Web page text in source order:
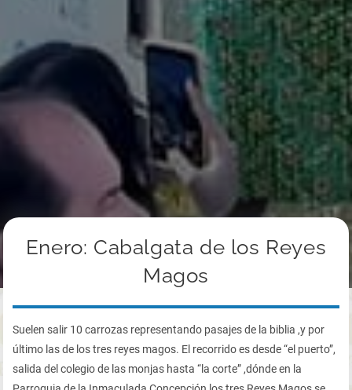
Enero: Cabalgata de los Reyes
Magos
Suelen salir 10 carrozas representando pasajes de la biblia ,y por
último las de los tres reyes magos. El recorrido es desde “el puerto”,
salida del colegio de las monjas hasta “la corte” ,dónde en la